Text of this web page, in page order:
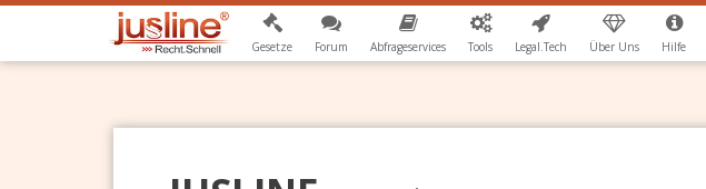
Gesetze Forum Abfrageservices Tools Legal.Tech Über Uns Hilfe